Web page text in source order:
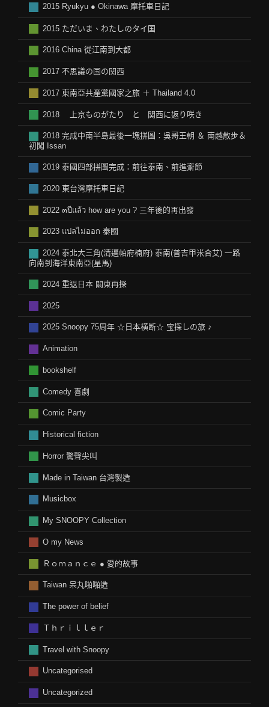
2015 Ryukyu ● Okinawa 摩托車日記
2015 ただいま、わたしのタイ国
2016 China 從江南到大都
2017 不思議の国の関西
2017 東南亞共產黨國家之旅 ＋ Thailand 4.0
2018 上京ものがたり と 関西に返り咲き
2018 完成中南半島最後一塊拼圖：吳哥王朝 ＆ 南越散步＆
初闖 Issan
2019 泰國四部拼圖完成：前往泰南、前進齋節
2020 東台灣摩托車日記
2022 ๓ปีแล้ว how are you ? 三年後的再出發
2023 แปลไม่ออก 泰國
2024 泰北大三角(清邁帕府楠府) 泰南(普吉甲米合艾) 一路
向南到海洋東南亞(星馬)
2024 重返日本 關東再探
2025
2025 Snoopy 75周年 ☆日本横断☆ 宝探しの旅 ♪
Animation
bookshelf
Comedy 喜劇
Comic Party
Historical fiction
Horror 驚聲尖叫
Made in Taiwan 台灣製造
Musicbox
My SNOOPY Collection
O my News
Ｒｏｍａｎｃｅ ● 愛的故事
Taiwan 呆丸啪啪造
The power of belief
Ｔｈｒｉｌｌｅｒ
Travel with Snoopy
Uncategorised
Uncategorized